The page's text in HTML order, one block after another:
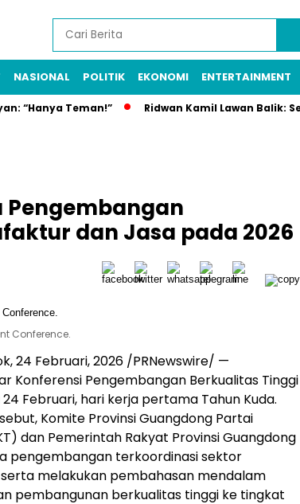
NASIONAL POLITIK EKONOMI ENTERTAINMENT
“Hanya Teman!” Ridwan Kamil Lawan Balik:
Pengembangan
dan Jasa pada 2026
Conference.
,24 Februari, 2026 /PRNewswire/ —
Konferensi Pengembangan Berkualitas Tinggi
Februari, hari kerja pertama Tahun Kuda.
Komite Provinsi Guangdong Partai
dan Pemerintah Rakyat Provinsi Guangdong
pengembangan terkoordinasi sektor
melakukan pembahasan mendalam
pembangunan berkualitas tinggi ke tingkat